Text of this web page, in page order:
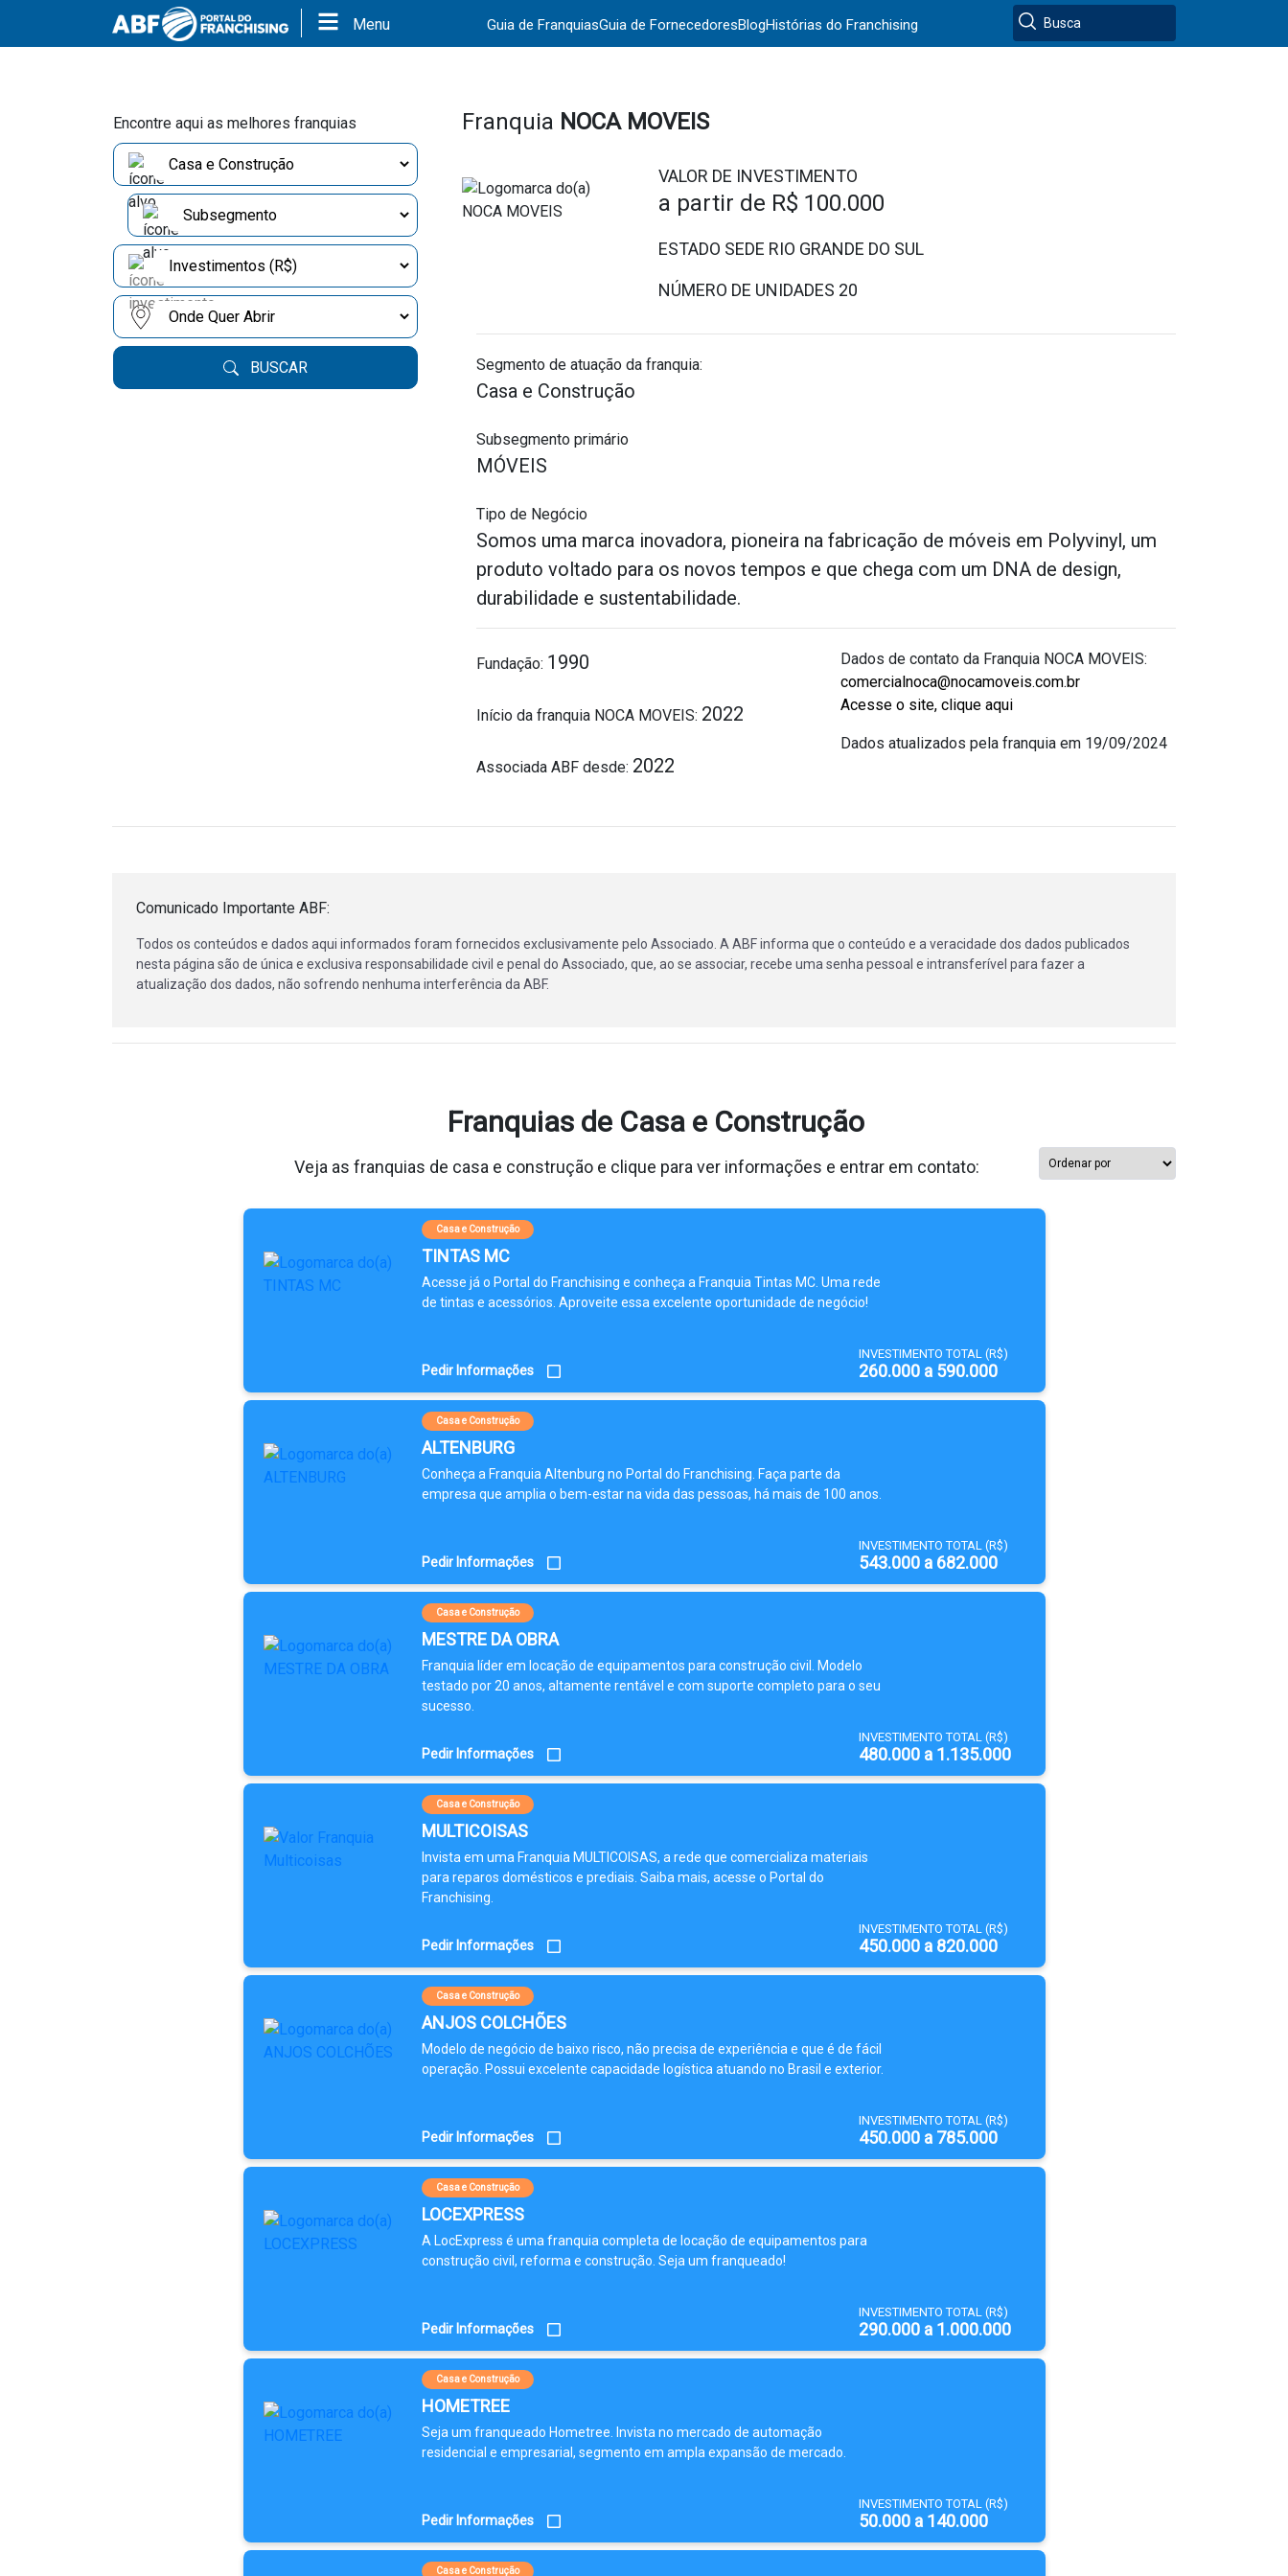
Menu Guia de FranquiasGuia de FornecedoresBlogHistórias do Franchising
Encontre aqui as melhores franquias
BUSCAR
Franquia NOCA MOVEIS
VALOR DE INVESTIMENTO
a partir de R$ 100.000
ESTADO SEDE RIO GRANDE DO SUL
NÚMERO DE UNIDADES 20
Segmento de atuação da franquia:
Casa e Construção
Subsegmento primário
MÓVEIS
Tipo de Negócio
Somos uma marca inovadora, pioneira na fabricação de móveis em Polyvinyl, um
produto voltado para os novos tempos e que chega com um DNA de design,
durabilidade e sustentabilidade.
Fundação: 1990
Início da franquia NOCA MOVEIS: 2022
Associada ABF desde: 2022
Dados de contato da Franquia NOCA MOVEIS:
comercialnoca@nocamoveis.com.br
Acesse o site, clique aqui
Dados atualizados pela franquia em 19/09/2024
Comunicado Importante ABF:
Todos os conteúdos e dados aqui informados foram fornecidos exclusivamente pelo Associado. A ABF informa que o conteúdo e a veracidade dos dados publicados
nesta página são de única e exclusiva responsabilidade civil e penal do Associado, que, ao se associar, recebe uma senha pessoal e intransferível para fazer a
atualização dos dados, não sofrendo nenhuma interferência da ABF.
Franquias de Casa e Construção
Veja as franquias de casa e construção e clique para ver informações e entrar em contato:
Casa e Construção
TINTAS MC
Acesse já o Portal do Franchising e conheça a Franquia Tintas MC. Uma rede
de tintas e acessórios. Aproveite essa excelente oportunidade de negócio!
INVESTIMENTO TOTAL (R$)
260.000 a 590.000
Pedir Informações
Casa e Construção
ALTENBURG
Conheça a Franquia Altenburg no Portal do Franchising. Faça parte da
empresa que amplia o bem-estar na vida das pessoas, há mais de 100 anos.
INVESTIMENTO TOTAL (R$)
543.000 a 682.000
Pedir Informações
Casa e Construção
MESTRE DA OBRA
Franquia líder em locação de equipamentos para construção civil. Modelo
testado por 20 anos, altamente rentável e com suporte completo para o seu
sucesso.
INVESTIMENTO TOTAL (R$)
480.000 a 1.135.000
Pedir Informações
Casa e Construção
MULTICOISAS
Invista em uma Franquia MULTICOISAS, a rede que comercializa materiais
para reparos domésticos e prediais. Saiba mais, acesse o Portal do
Franchising.
INVESTIMENTO TOTAL (R$)
450.000 a 820.000
Pedir Informações
Casa e Construção
ANJOS COLCHÕES
Modelo de negócio de baixo risco, não precisa de experiência e que é de fácil
operação. Possui excelente capacidade logística atuando no Brasil e exterior.
INVESTIMENTO TOTAL (R$)
450.000 a 785.000
Pedir Informações
Casa e Construção
LOCEXPRESS
A LocExpress é uma franquia completa de locação de equipamentos para
construção civil, reforma e construção. Seja um franqueado!
INVESTIMENTO TOTAL (R$)
290.000 a 1.000.000
Pedir Informações
Casa e Construção
HOMETREE
Seja um franqueado Hometree. Invista no mercado de automação
residencial e empresarial, segmento em ampla expansão de mercado.
INVESTIMENTO TOTAL (R$)
50.000 a 140.000
Pedir Informações
Casa e Construção